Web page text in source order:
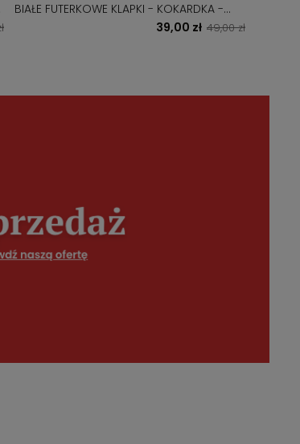
BIAŁE FUTERKOWE KLAPKI - KOKARDKA -
49,00 zł
39,00 zł